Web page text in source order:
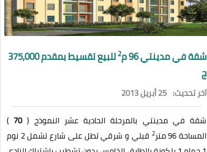
شقة فيمدينتي96 م 2
للبيع تقسيط بمقدم 375,000
ج
آخر تحديث: 25 أبريل 2013
شقة في مدينتي بالمرحلة الحادية عشر النموذج (70
)
المساحة 96 متر
2
قبلي و شرقي تطل على شارع تشمل 2 نوم